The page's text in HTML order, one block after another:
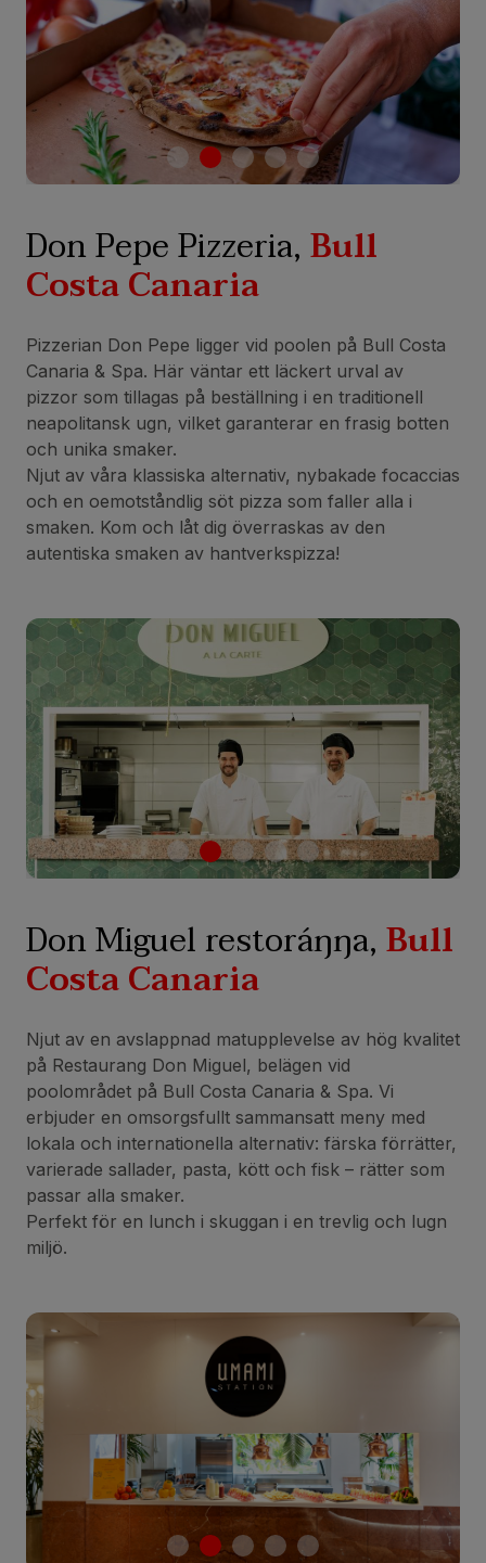
Don Pepe Pizzeria,Bull
Costa Canaria
Pizzerian Don Pepe ligger vid poolen på Bull Costa
Canaria & Spa. Här väntar ett läckert urval av
pizzor som tillagas på beställning i en traditionell
neapolitansk ugn, vilket garanterar en frasig botten
och unika smaker.
Njut av våra klassiska alternativ, nybakade focaccias
och en oemotståndlig söt pizza som faller alla i
smaken. Kom och låt dig överraskas av den
autentiska smaken av hantverkspizza!
Don Miguel restoráŋŋa,Bull
Costa Canaria
Njut av en avslappnad matupplevelse av hög kvalitet
på Restaurang Don Miguel, belägen vid
poolområdet på Bull Costa Canaria & Spa. Vi
erbjuder en omsorgsfullt sammansatt meny med
lokala och internationella alternativ: färska förrätter,
varierade sallader, pasta, kött och fisk – rätter som
passar alla smaker.
Perfekt för en lunch i skuggan i en trevlig och lugn
miljö.